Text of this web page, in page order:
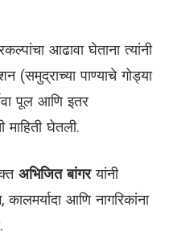
आढावा घेताना त्यांनी
(समुद्राच्या पाण्याचे गोड्या
पूल आणि इतर
माहिती घेतली.
अभिजित बांगरयांनी
आणि नागरिकांना